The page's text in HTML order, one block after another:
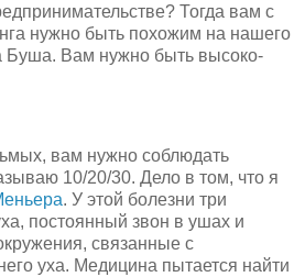
Тогда вам с
нужно быть похожим на нашего
Буша. Вам нужно быть высоко-
вам нужно соблюдать
10/20/30. Дело в том, что я
. У этой болезни три
постоянный звон в ушах и
связанные с
уха. Медицина пытается найти